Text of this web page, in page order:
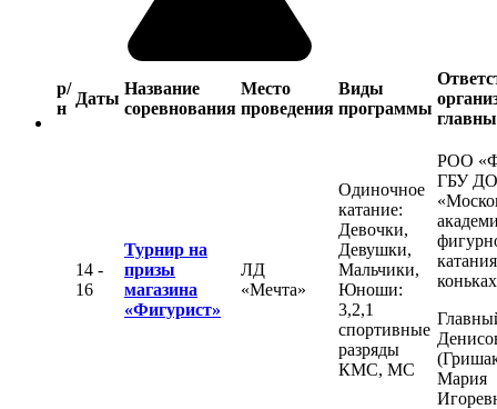
р/
н
Даты
Название
соревнования
Место
проведения
Виды
программы
14 -
16
Турнир на
призы
магазина
«Фигурист»
ЛД
«Мечта»
Одиночное
катание:
Девочки,
Девушки,
Мальчики,
Юноши:
3,2,1
спортивные
разряды
КМС, МС
РОО
ГБУ ДО
Мария